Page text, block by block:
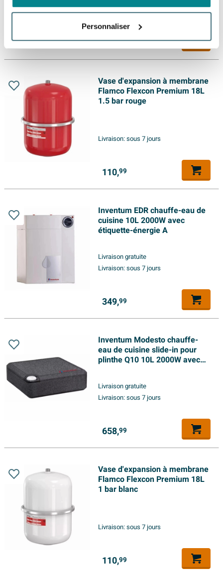
Personnaliser
Livraison:sous 7 jours
40,99
Vase d'expansion à membrane
Flamco Flexcon Premium 18L
1.5 bar rouge
Livraison:sous 7 jours
110,99
Inventum EDR chauffe-eau de
cuisine 10L 2000W avec
étiquette-énergie A
Livraison gratuite
Livraison:sous 7 jours
349,99
Inventum Modesto chauffe-
eau de cuisine slide-in pour
plinthe Q10 10L 2000W avec
Livraison gratuite
Livraison:sous 7 jours
658,99
Vase d'expansion à membrane
Flamco Flexcon Premium 18L
1 bar blanc
Livraison:sous 7 jours
110,99